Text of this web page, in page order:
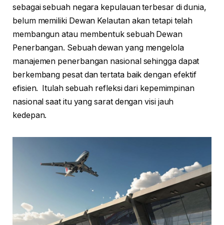
sebagai sebuah negara kepulauan terbesar di dunia,
belum memiliki Dewan Kelautan akan tetapi telah
membangun atau membentuk sebuah Dewan
Penerbangan. Sebuah dewan yang mengelola
manajemen penerbangan nasional sehingga dapat
berkembang pesat dan tertata baik dengan efektif
efisien. Itulah sebuah refleksi dari kepemimpinan
nasional saat itu yang sarat dengan visi jauh
kedepan.